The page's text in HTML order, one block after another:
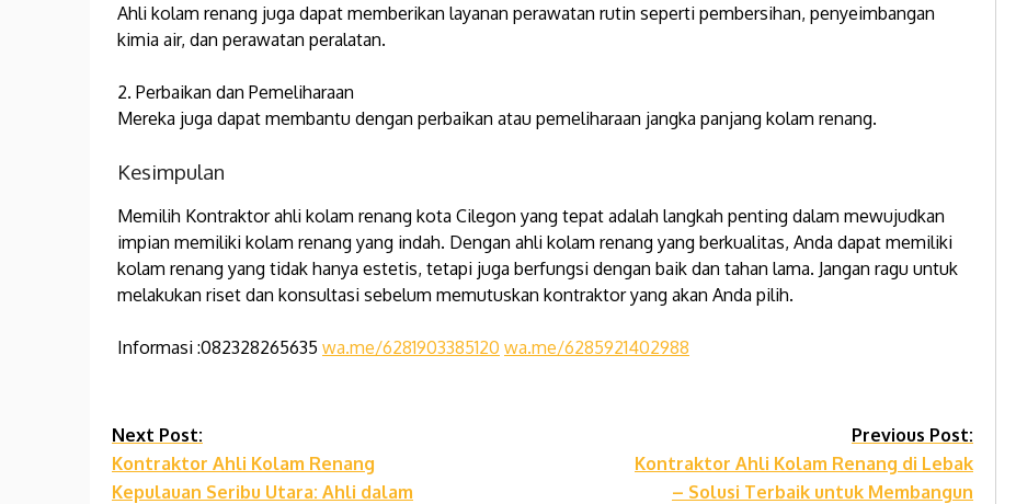
Ahli kolam renang juga dapat memberikan layanan perawatan rutin seperti pembersihan, penyeimbangan
kimia air, dan perawatan peralatan.
2. Perbaikan dan Pemeliharaan
Mereka juga dapat membantu dengan perbaikan atau pemeliharaan jangka panjang kolam renang.
Kesimpulan
Memilih Kontraktor ahli kolam renang kota Cilegon yang tepat adalah langkah penting dalam mewujudkan
impian memiliki kolam renang yang indah. Dengan ahli kolam renang yang berkualitas, Anda dapat memiliki
kolam renang yang tidak hanya estetis, tetapi juga berfungsi dengan baik dan tahan lama. Jangan ragu untuk
melakukan riset dan konsultasi sebelum memutuskan kontraktor yang akan Anda pilih.
Informasi :082328265635 wa.me/6281903385120 wa.me/6285921402988
Continue
Reading
Next Post:
Kontraktor Ahli Kolam Renang
Kepulauan Seribu Utara: Ahli dalam
Previous Post:
Kontraktor Ahli Kolam Renang di Lebak
– Solusi Terbaik untuk Membangun